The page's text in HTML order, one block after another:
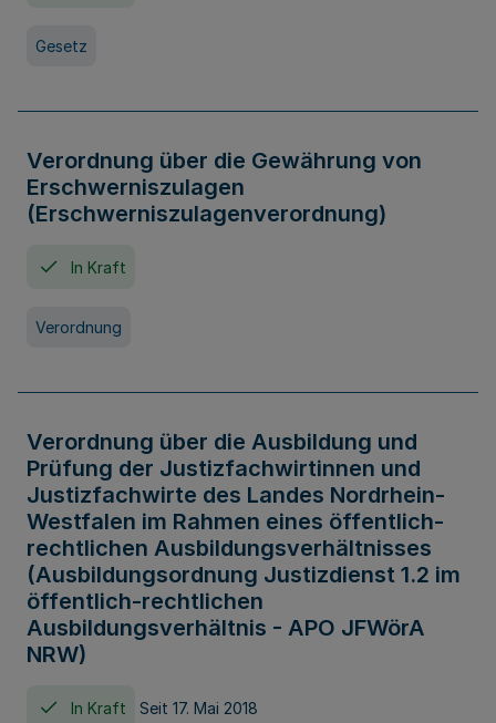
Gesetz
Verordnung über die Gewährung von
Erschwerniszulagen
(Erschwerniszulagenverordnung)
In Kraft
Verordnung
Verordnung über die Ausbildung und
Prüfung der Justizfachwirtinnen und
Justizfachwirte des Landes Nordrhein-
Westfalen im Rahmen eines öffentlich-
rechtlichen Ausbildungsverhältnisses
(Ausbildungsordnung Justizdienst 1.2 im
öffentlich-rechtlichen
Ausbildungsverhältnis - APO JFWörA
NRW)
In Kraft Seit 17. Mai 2018